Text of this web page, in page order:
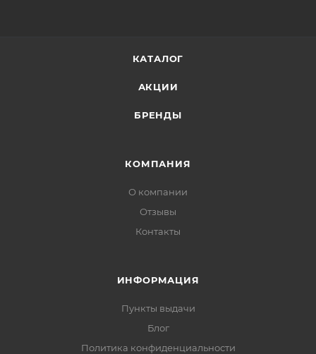
КАТАЛОГ
АКЦИИ
БРЕНДЫ
КОМПАНИЯ
О компании
Отзывы
Контакты
ИНФОРМАЦИЯ
Пункты выдачи
Блог
Политика конфиденциальности